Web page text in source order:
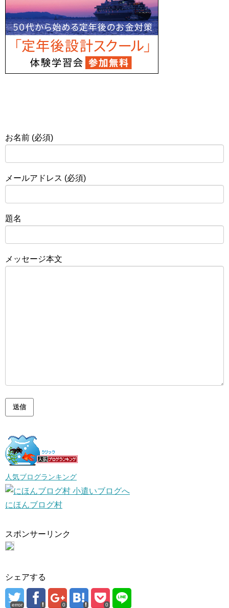
お名前 (必須)
メールアドレス (必須)
題名
メッセージ本文
人気ブログランキング
にほんブログ村
スポンサーリンク
シェアする
error 0 0